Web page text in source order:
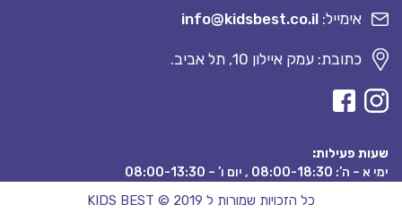
אימייל: info@kidsbest.co.il
כתובת: עמק איילון 10, תל אביב.
שעות פעילות:
ימי א – ה’: 08:00-18:30 , יום ו’ – 08:00-13:30
כל הזכויות שמורות ל KIDS BEST © 2019